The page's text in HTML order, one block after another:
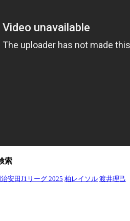
索
治安田J1リーグ 2025 柏レイソル 渡井理己